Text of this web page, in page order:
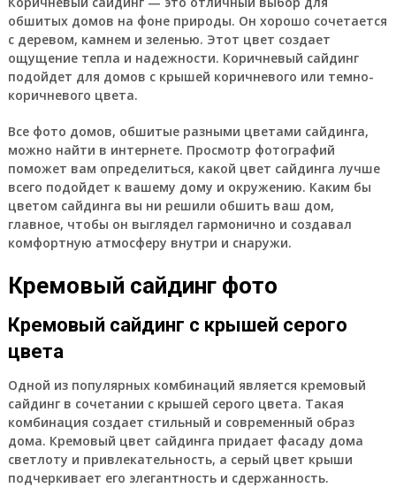
обшитых домов на фоне природы. Он хорошо сочетается
с деревом, камнем и зеленью. Этот цвет создает
ощущение тепла и надежности. Коричневый сайдинг
подойдет для домов с крышей коричневого или темно-
коричневого цвета.
Все фото домов, обшитые разными цветами сайдинга,
можно найти в интернете. Просмотр фотографий
поможет вам определиться, какой цвет сайдинга лучше
всего подойдет к вашему дому и окружению. Каким бы
цветом сайдинга вы ни решили обшить ваш дом,
главное, чтобы он выглядел гармонично и создавал
комфортную атмосферу внутри и снаружи.
Кремовый сайдинг фото
Кремовый сайдинг с крышей серого
цвета
Одной из популярных комбинаций является кремовый
сайдинг в сочетании с крышей серого цвета. Такая
комбинация создает стильный и современный образ
дома. Кремовый цвет сайдинга придает фасаду дома
светлоту и привлекательность, а серый цвет крыши
подчеркивает его элегантность и сдержанность.